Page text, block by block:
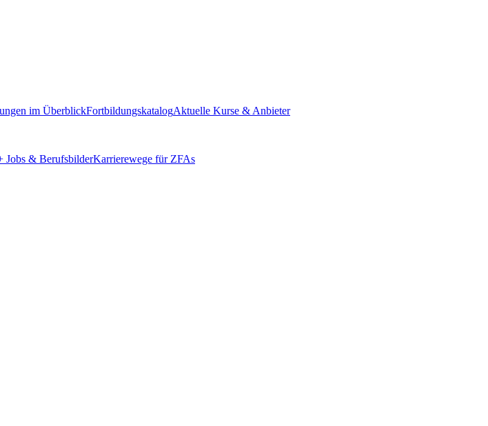
im ÜberblickFortbildungskatalogAktuelle Kurse & Anbieter
Jobs & BerufsbilderKarrierewege für ZFAs